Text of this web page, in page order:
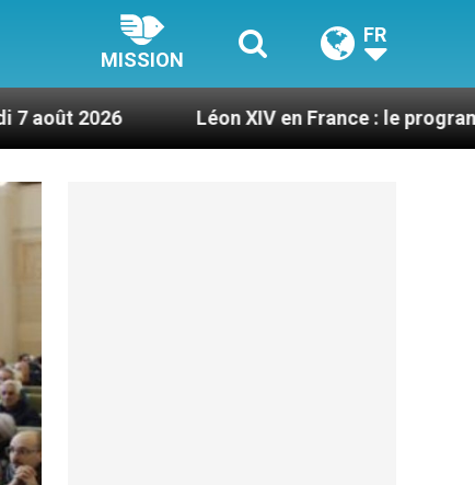
MISSION
FR
Léon XIV en France : le programme détaillé